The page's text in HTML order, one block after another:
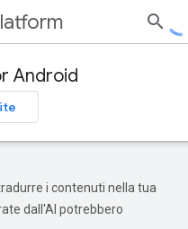
Android
i contenuti nella tua
dall'AI potrebbero